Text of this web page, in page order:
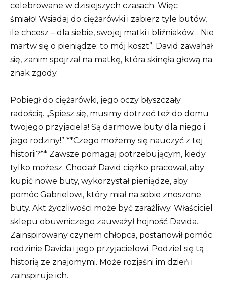
celebrowane w dzisiejszych czasach. Więc
śmiało! Wsiadaj do ciężarówki i zabierz tyle butów,
ile chcesz – dla siebie, swojej matki i bliźniaków… Nie
martw się o pieniądze; to mój koszt”. David zawahał
się, zanim spojrzał na matkę, która skinęła głową na
znak zgody.
Pobiegł do ciężarówki, jego oczy błyszczały
radością. „Spiesz się, musimy dotrzeć też do domu
twojego przyjaciela! Są darmowe buty dla niego i
jego rodziny!” **Czego możemy się nauczyć z tej
historii?** Zawsze pomagaj potrzebującym, kiedy
tylko możesz. Chociaż David ciężko pracował, aby
kupić nowe buty, wykorzystał pieniądze, aby
pomóc Gabrielowi, który miał na sobie znoszone
buty. Akt życzliwości może być zaraźliwy. Właściciel
sklepu obuwniczego zauważył hojność Davida.
Zainspirowany czynem chłopca, postanowił pomóc
rodzinie Davida i jego przyjacielowi. Podziel się tą
historią ze znajomymi. Może rozjaśni im dzień i
zainspiruje ich.